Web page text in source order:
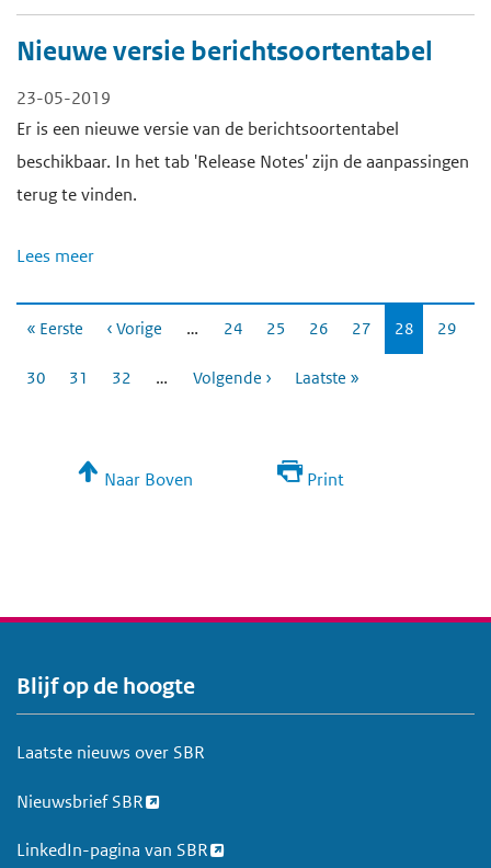
Nieuwe versie berichtsoortentabel
23-05-2019
Er is een nieuwe versie van de berichtsoortentabel
beschikbaar. In het tab 'Release Notes' zijn de aanpassingen
terug te vinden.
Lees meer
« Eerste ‹ Vorige … Pagina
24 Pagina
25 Pagina
26 Pagina
27
Huidige
pagina
28 Pagina
29
Pagina
30 Pagina
31 Pagina
32 … Volgende › Laatste »
Naar Boven Print
V
o
e
Blijf op de hoogte
Laatste nieuws over SBR
Nieuwsbrief SBR
LinkedIn-pagina van SBR